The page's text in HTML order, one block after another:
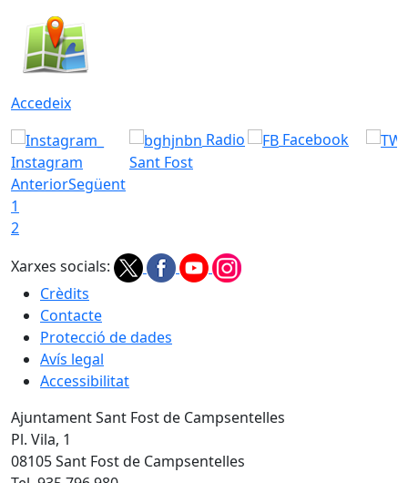
Accedeix
Instagram
Radio
Sant Fost
Facebook
AnteriorSegüent
1
2
Xarxes socials:
Crèdits
Contacte
Protecció de dades
Avís legal
Accessibilitat
Ajuntament Sant Fost de Campsentelles
Pl. Vila, 1
08105 Sant Fost de Campsentelles